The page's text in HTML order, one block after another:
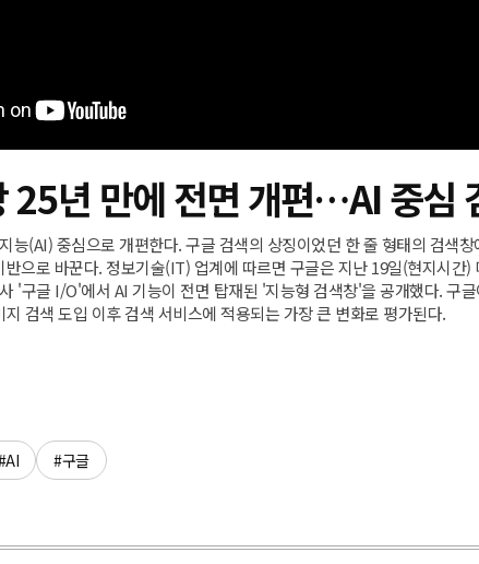
25년 만에 전면 개편…AI 중심
능(AI) 중심으로 개편한다. 구글 검색의 상징이었던 한 줄 형태의 검색
으로 바꾼다. 정보기술(IT) 업계에 따르면 구글은 지난 19일(현지시간
'구글 I/O'에서 AI 기능이 전면 탑재된 '지능형 검색창'을 공개했다. 구
검색 도입 이후 검색 서비스에 적용되는 가장 큰 변화로 평가된다.
#구글